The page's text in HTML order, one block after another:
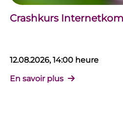
Crashkurs
12.08.2026, 14:00 heure
En savoir plus